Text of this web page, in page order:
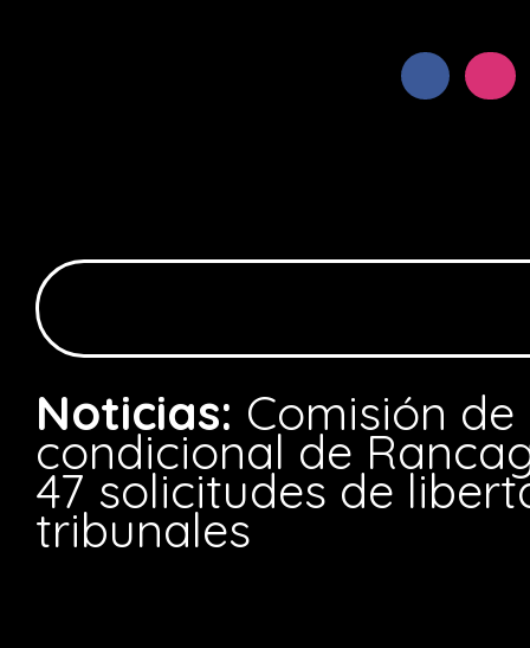
Noticias: Comisión
condicional de
47 solicitudes de
tribunales